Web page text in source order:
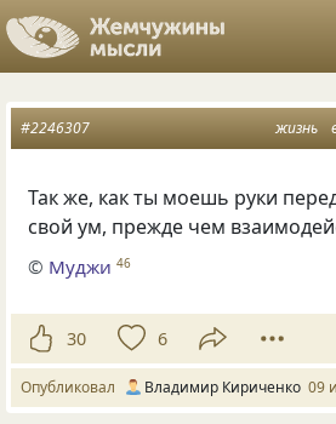
жизнь
#2246307
Так же, как ты моешь руки
свой ум, прежде чем
© Муджи 46
30 6
Опубликовал Владимир Кириченко 09